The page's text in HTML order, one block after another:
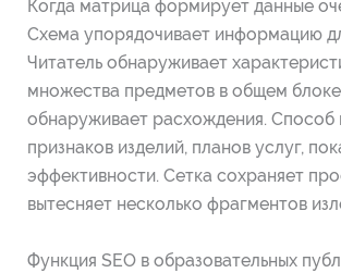
Когда матрица формирует данные
Схема упорядочивает информацию
Читатель обнаруживает
множества предметов в общем
обнаруживает расхождения. Способ
признаков изделий, планов услуг,
эффективности. Сетка сохраняет
вытесняет несколько фрагментов
Функция SEO в образовательных